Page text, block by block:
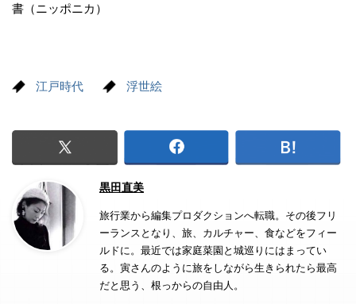
書（ニッポニカ）
江戸時代 浮世絵
黒田直美
旅行業から編集プロダクションへ転職。その後フリ
ーランスとなり、旅、カルチャー、食などをフィー
ルドに。最近では家庭菜園と城巡りにはまってい
る。寅さんのように旅をしながら生きられたら最高
だと思う、根っからの自由人。